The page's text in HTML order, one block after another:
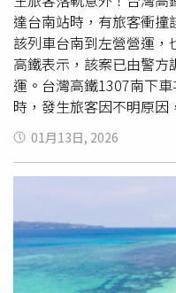
因天災、奔喪或個人疾病
於航班起飛前通知航空公
者，得免收退票費用。民
旅客更清楚自身權益，也
航空公司，以利機位釋出
保國內線票價優待制度
國內線優待票價資格之
使相關優待規定落實並
檢視國內航線運能狀況
套，並與各航空公司密
約規定，讓民眾於連假
境。
達台南站時，有旅客衝撞
該列車台南到左營營運，
高鐵表示，該案已由警方
運。台灣高鐵1307南下
時，發生旅客因不明原因
司指出，台南車站立即
防、醫護人員到場協助
據悉，落軌的男性旅客
軌道無斷電無法靠近，
高雄分局接手處理，將
步釐清落軌原因及相關
1307車次後續台南－左
安排旅客搭乘後續列車
01月13日, 2026